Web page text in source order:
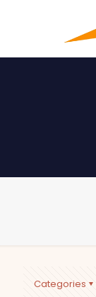
Categories